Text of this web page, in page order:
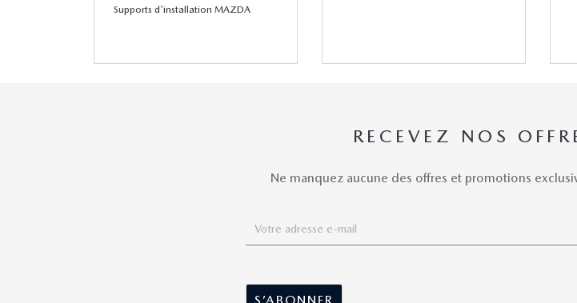
Supports d'installation MAZDA
RECEVEZ NOS
Ne manquez aucune des offres et promotions